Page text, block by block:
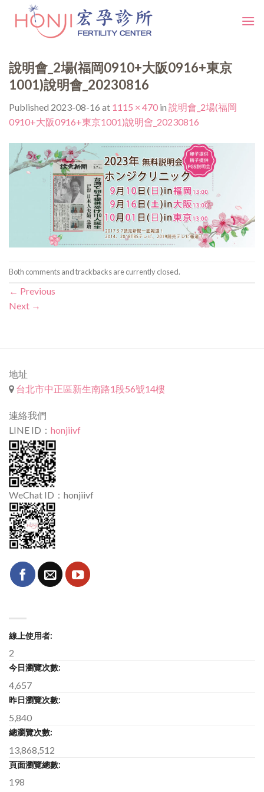
說明會_2場(福岡0910+大阪0916+東京
1001)說明會_20230816
Published 2023-08-16 at 1115 × 470 in 說明會_2場(福岡
0910+大阪0916+東京1001)說明會_20230816
Both comments and trackbacks are currently closed.
← Previous
Next →
地址
台北市中正區新生南路1段56號14樓
連絡我們
LINE ID： honjiivf
WeChat ID：honjiivf
線上使用者:
2
今日瀏覽次數:
4,657
昨日瀏覽次數:
5,840
總瀏覽次數:
13,868,512
頁面瀏覽總數:
198